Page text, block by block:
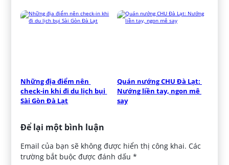
Những địa điểm nên
check-in khi đi du lịch bụi
Sài Gòn Đà Lạt
Quán nướng CHU Đà Lạt:
Nướng liền tay, ngon mê
say
Để lại một bình luận
Email của bạn sẽ không được hiển thị công khai. Các
trường bắt buộc được đánh dấu*